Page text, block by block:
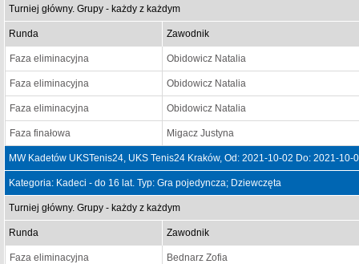
Turniej główny. Grupy - każdy z każdym
Runda Zawodnik
Faza eliminacyjna Obidowicz Natalia
Faza eliminacyjna Obidowicz Natalia
Faza eliminacyjna Obidowicz Natalia
Faza finałowa Migacz Justyna
MW Kadetów UKSTenis24, UKS Tenis24 Kraków, Od: 2021-10-02 Do: 2021-10-
Kategoria: Kadeci - do 16 lat. Typ: Gra pojedyncza; Dziewczęta
Turniej główny. Grupy - każdy z każdym
Runda Zawodnik
Faza eliminacyjna Bednarz Zofia